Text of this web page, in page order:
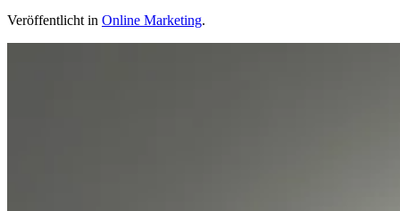
Veröffentlicht in Online Marketing.